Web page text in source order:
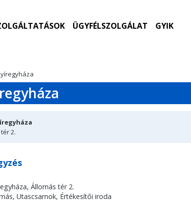
ÜGYFÉLSZOLGÁLAT GYIK
2.
Állomás tér 2.
Utascsarnok, Értékesítői iroda